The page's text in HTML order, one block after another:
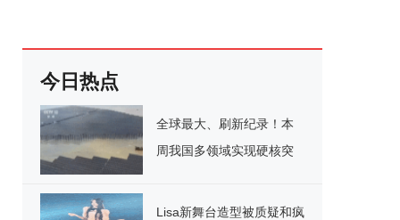
今日热点
全球最大、刷新纪录！本
周我国多领域实现硬核突
Lisa新舞台造型被质疑和疯